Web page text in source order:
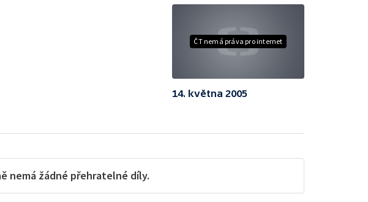
ČT nemá práva pro internet
14. května 2005
nemá žádné přehratelné díly.